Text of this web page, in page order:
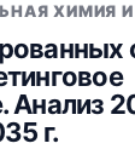
ХИМИЯ
Анализ
г.